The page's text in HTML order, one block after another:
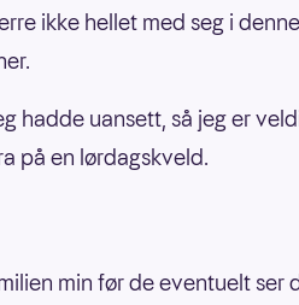
ikke hellet med seg i
hadde uansett, så jeg er
på en lørdagskveld.
min før de eventuelt ser